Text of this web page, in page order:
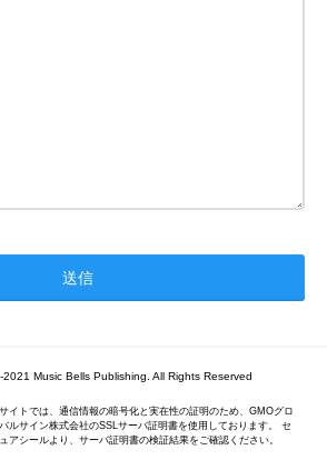
Music Bells Publishing. All Rights Reserved
イトでは、通信情報の暗号化と実在性の証明のため、GMOグロ
ルサイン株式会社のSSLサーバ証明書を使用しております。 セ
アシールより、サーバ証明書の検証結果をご確認ください。